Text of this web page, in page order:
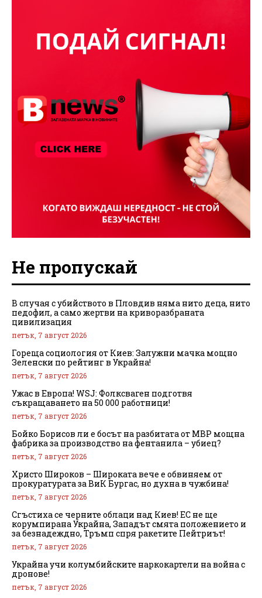
Не пропускай
В случая с убийството в Пловдив няма нито деца, нито
педофил, а само жертви на криворазбраната
цивилизация
петък, 7 август 2026
Гореща социология от Киев: Залужни мачка мощно
Зеленски по рейтинг в Украйна!
петък, 7 август 2026
Ужас в Европа! WSJ: Фолксваген подготвя
съкращаването на 50 000 работници!
петък, 7 август 2026
Бойко Борисов ли е босът на разбитата от МВР мощна
фабрика за производство на фентанила – убиец?
петък, 7 август 2026
Христо Широков – Широката вече е обвиняем от
прокуратурата за ВиК Бургас, но духна в чужбина!
петък, 7 август 2026
Сгъстиха се черните облаци над Киев! ЕС не ще
корумпирана Украйна, Западът смята положението и
за безнадеждно, Тръмп спря ракетите Пейтриът!
петък, 7 август 2026
Украйна учи колумбийските наркокартели на война с
дронове!
петък, 7 август 2026